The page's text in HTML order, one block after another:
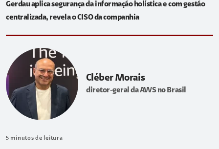
Gerdau aplica segurança da informação holística e com gestão
centralizada, revela o CISO da companhia
Cléber Morais
diretor-geral da AWS no Brasil
5 minutos de leitura